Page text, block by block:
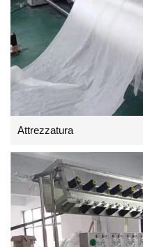
Attrezzatura